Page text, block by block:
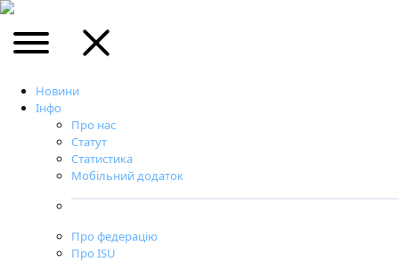
Новини
Інфо
Про нас
Статут
Статистика
Мобільний додаток
Про федерацію
Про ISU